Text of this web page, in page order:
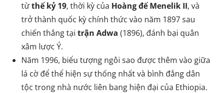
từthế kỷ 19, thời kỳ của Hoàng đế Menelik II, và
trở thành quốc kỳ chính thức vào năm 1897 sau
chiến thắng tại trận Adwa (1896), đánh bại quân
xâm lược Ý.
Năm 1996, biểu tượng ngôi sao được thêm vào giữa
lá cờ để thể hiện sự thống nhất và bình đẳng dân
tộc trong nhà nước liên bang hiện đại của Ethiopia.